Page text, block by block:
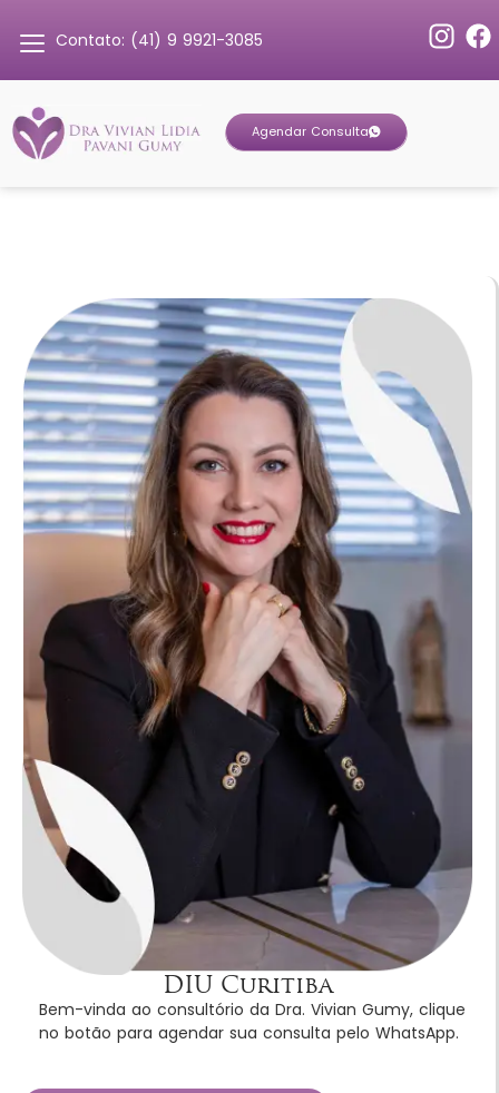
Contato: (41) 9 9921-3085
Agendar Consulta
DIU Curitiba
Bem-vinda ao consultório da Dra. Vivian Gumy, clique
no botão para agendar sua consulta pelo WhatsApp.